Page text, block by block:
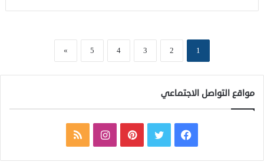
1
2
3
4
5
»
مواقع التواصل الاجتماعي
ي
و
ي
ن
ل